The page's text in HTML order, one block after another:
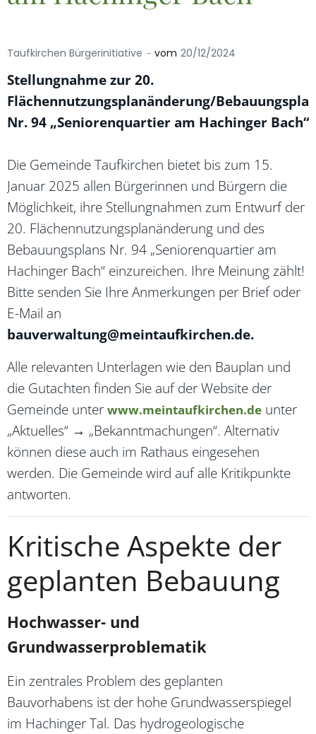
Taufkirchen Bürgerinitiative - vom 20/12/2024
Stellungnahme zur 20.
Flächennutzungsplanänderung/
Nr. 94 „Seniorenquartier am Hachinger Bach“
Die Gemeinde Taufkirchen bietet bis zum 15.
Januar 2025 allen Bürgerinnen und Bürgern die
Möglichkeit, ihre Stellungnahmen zum Entwurf der
20. Flächennutzungsplanänderung und des
Bebauungsplans Nr. 94 „Seniorenquartier am
Hachinger Bach“ einzureichen. Ihre Meinung zählt!
Bitte senden Sie Ihre Anmerkungen per Brief oder
E-Mail an
bauverwaltung@meintaufkirchen.de.
Alle relevanten Unterlagen wie den Bauplan und
die Gutachten finden Sie auf der Website der
Gemeinde unter www.meintaufkirchen.de unter
„Aktuelles“ → „Bekanntmachungen“. Alternativ
können diese auch im Rathaus eingesehen
werden. Die Gemeinde wird auf alle Kritikpunkte
antworten.
Kritische Aspekte der
geplanten Bebauung
Hochwasser- und
Grundwasserproblematik
Ein zentrales Problem des geplanten
Bauvorhabens ist der hohe Grundwasserspiegel
im Hachinger Tal. Das hydrogeologische